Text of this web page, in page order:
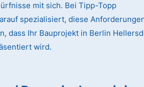
mit sich. Bei Tipp-Topp
spezialisiert, diese
dass Ihr Bauprojekt in Berlin
wird.